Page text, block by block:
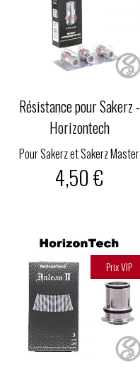
Résistance pour Sakerz -
Horizontech
Pour Sakerz et Sakerz Master
4,50 €
Prix VIP